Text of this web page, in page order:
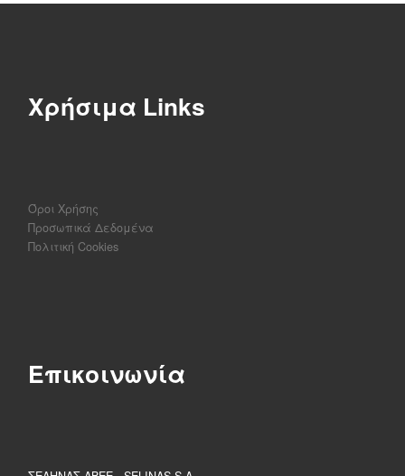
Χρήσιμα Links
Όροι Χρήσης
Προσωπικά Δεδομένα
Πολιτική Cookies
Επικοινωνία